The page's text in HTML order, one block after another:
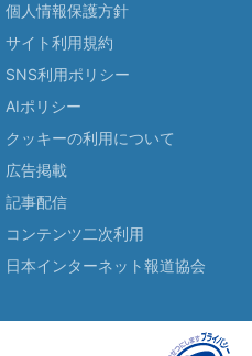
個人情報保護方針
サイト利用規約
SNS利用ポリシー
AIポリシー
クッキーの利用について
広告掲載
記事配信
コンテンツ二次利用
日本インターネット報道協会